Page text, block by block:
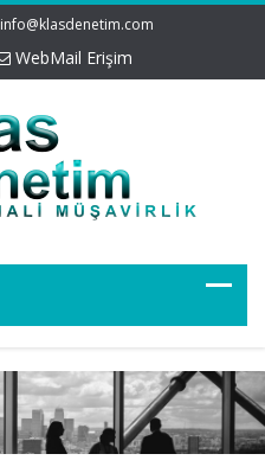
info@klasdenetim.com
WebMail Erişim